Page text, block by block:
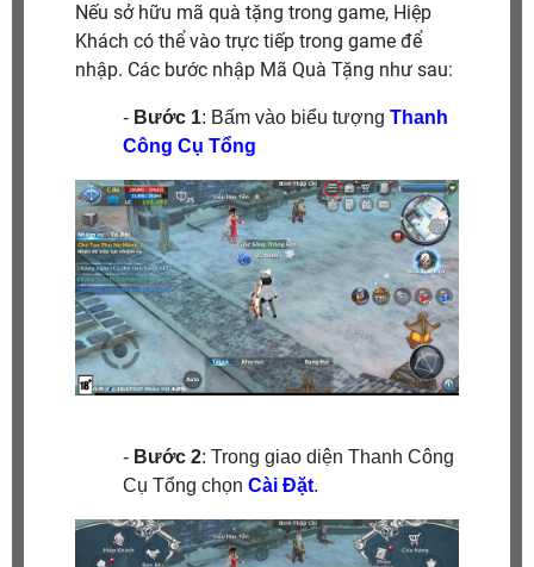
Nếu sở hữu mã quà tặng trong game, Hiệp
Khách có thể vào trực tiếp trong game để
nhập. Các bước nhập Mã Quà Tặng như sau:
- Bước 1: Bấm vào biểu tượng Thanh
Công Cụ Tổng
- Bước 2: Trong giao diện Thanh Công
Cụ Tổng chọn Cài Đặt.